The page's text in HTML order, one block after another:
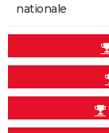
nationale